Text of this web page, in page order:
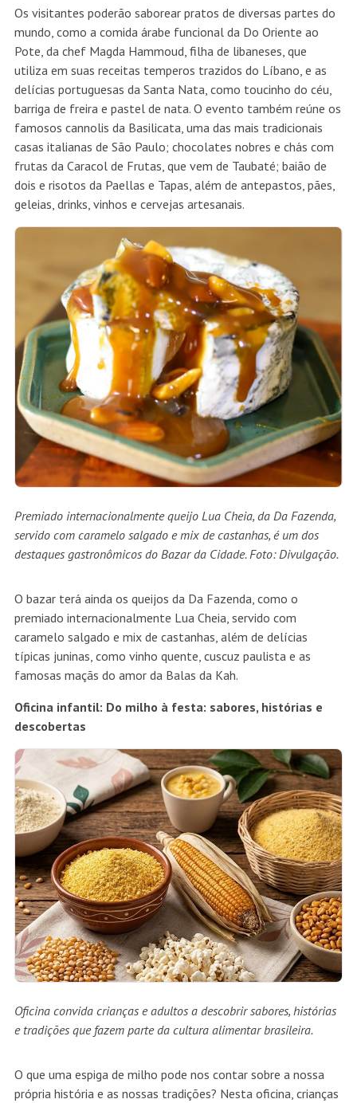
Os visitantes poderão saborear pratos de diversas partes do
mundo, como a comida árabe funcional da Do Oriente ao
Pote, da chef Magda Hammoud, filha de libaneses, que
utiliza em suas receitas temperos trazidos do Líbano, e as
delícias portuguesas da Santa Nata, como toucinho do céu,
barriga de freira e pastel de nata. O evento também reúne os
famosos cannolis da Basilicata, uma das mais tradicionais
casas italianas de São Paulo; chocolates nobres e chás com
frutas da Caracol de Frutas, que vem de Taubaté; baião de
dois e risotos da Paellas e Tapas, além de antepastos, pães,
geleias, drinks, vinhos e cervejas artesanais.
Premiado internacionalmente queijo Lua Cheia, da Da Fazenda,
servido com caramelo salgado e mix de castanhas, é um dos
destaques gastronômicos do Bazar da Cidade. Foto: Divulgação.
O bazar terá ainda os queijos da Da Fazenda, como o
premiado internacionalmente Lua Cheia, servido com
caramelo salgado e mix de castanhas, além de delícias
típicas juninas, como vinho quente, cuscuz paulista e as
famosas maçãs do amor da Balas da Kah.
Oficina infantil: Do milho à festa: sabores, histórias e
descobertas
Oficina convida crianças e adultos a descobrir sabores, histórias
e tradições que fazem parte da cultura alimentar brasileira.
O que uma espiga de milho pode nos contar sobre a nossa
própria história e as nossas tradições? Nesta oficina, crianças